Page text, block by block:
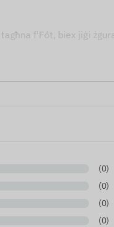
f'Fót, biex jiġi
sikuri. Jekk il- (0)
(0)
(0)
(0)